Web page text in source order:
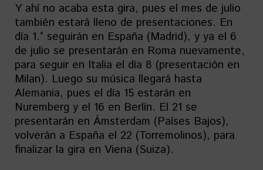
Y ahí no acaba esta gira, pues el mes de julio
también estará lleno de presentaciones. En
día 1.° seguirán en España (Madrid), y ya el 6
de julio se presentarán en Roma nuevamente,
para seguir en Italia el día 8 (presentación en
Milan). Luego su música llegará hasta
Alemania, pues el día 15 estarán en
Nuremberg y el 16 en Berlín. El 21 se
presentarán en Ámsterdam (Países Bajos),
volverán a España el 22 (Torremolinos), para
finalizar la gira en Viena (Suiza).